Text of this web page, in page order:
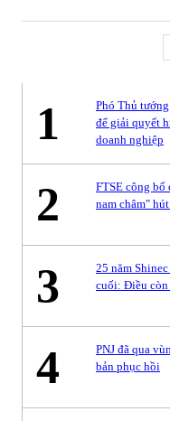
1
Phó Thủ
để giải quyết
doanh nghiệp
2
FTSE công bố
nam châm"
3
25 năm
cuối: Điều còn
4
PNJ đã qua
bản phục hồi